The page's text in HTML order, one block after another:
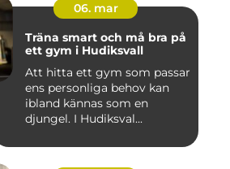
06. mar
Träna smart och må bra på
ett gym i Hudiksvall
Att hitta ett gym som passar
ens personliga behov kan
ibland kännas som en
djungel. I Hudiksval...